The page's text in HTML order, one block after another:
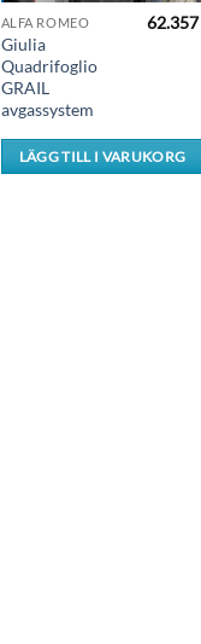
ALFA ROMEO
Giulia
Quadrifoglio
GRAIL
avgassystem
62.357
LÄGG TILL I VARUKORG